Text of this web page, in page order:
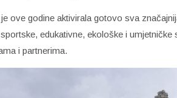
ove godine aktivirala gotovo sva
edukativne, ekološke i umjetničke
i partnerima.